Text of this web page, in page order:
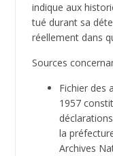
indique aux
tué durant sa
réellement dans
Sources
Fichier des
1957
la
Archives